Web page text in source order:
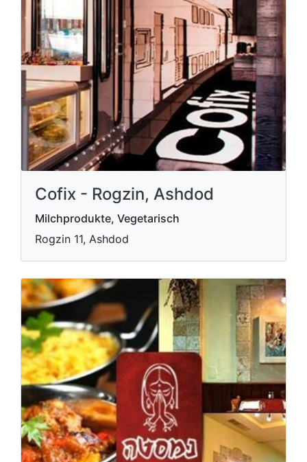
Cofix - Rogzin, Ashdod
Milchprodukte, Vegetarisch
Rogzin 11, Ashdod